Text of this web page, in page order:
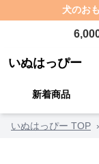
犬のお
いぬはっぴー
新着商品
いぬはっぴー TOP ›